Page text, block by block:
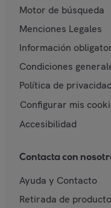
Motor de búsqueda
Menciones Legales
Información
Condiciones
Política de privacidad
Configurar mis
Accesibilidad
Contacta con
Ayuda y Contacto
Retirada de